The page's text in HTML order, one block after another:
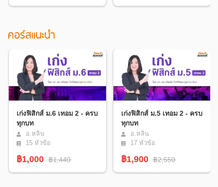
คอร์สแนะนำ
เก่งฟิสิกส์ ม.6 เทอม 2 - ครบ
ทุกบท
อ.หลิน
15หัวข้อ
฿1,000 ฿1,440
เก่งฟิสิกส์ ม.5 เทอม 2 - ครบ
ทุกบท
อ.หลิน
17หัวข้อ
฿1,900 ฿2,550